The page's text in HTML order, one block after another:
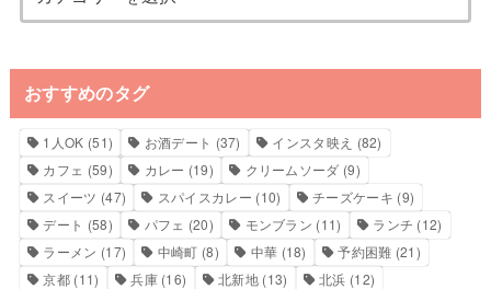
おすすめのタグ
1人OK (51) お酒デート (37) インスタ映え (82)
カフェ (59) カレー (19) クリームソーダ (9)
スイーツ (47) スパイスカレー (10) チーズケーキ (9)
デート (58) パフェ (20) モンブラン (11) ランチ (12)
ラーメン (17) 中崎町 (8) 中華 (18) 予約困難 (21)
京都 (11) 兵庫(16) 北新地(13) 北浜 (12)